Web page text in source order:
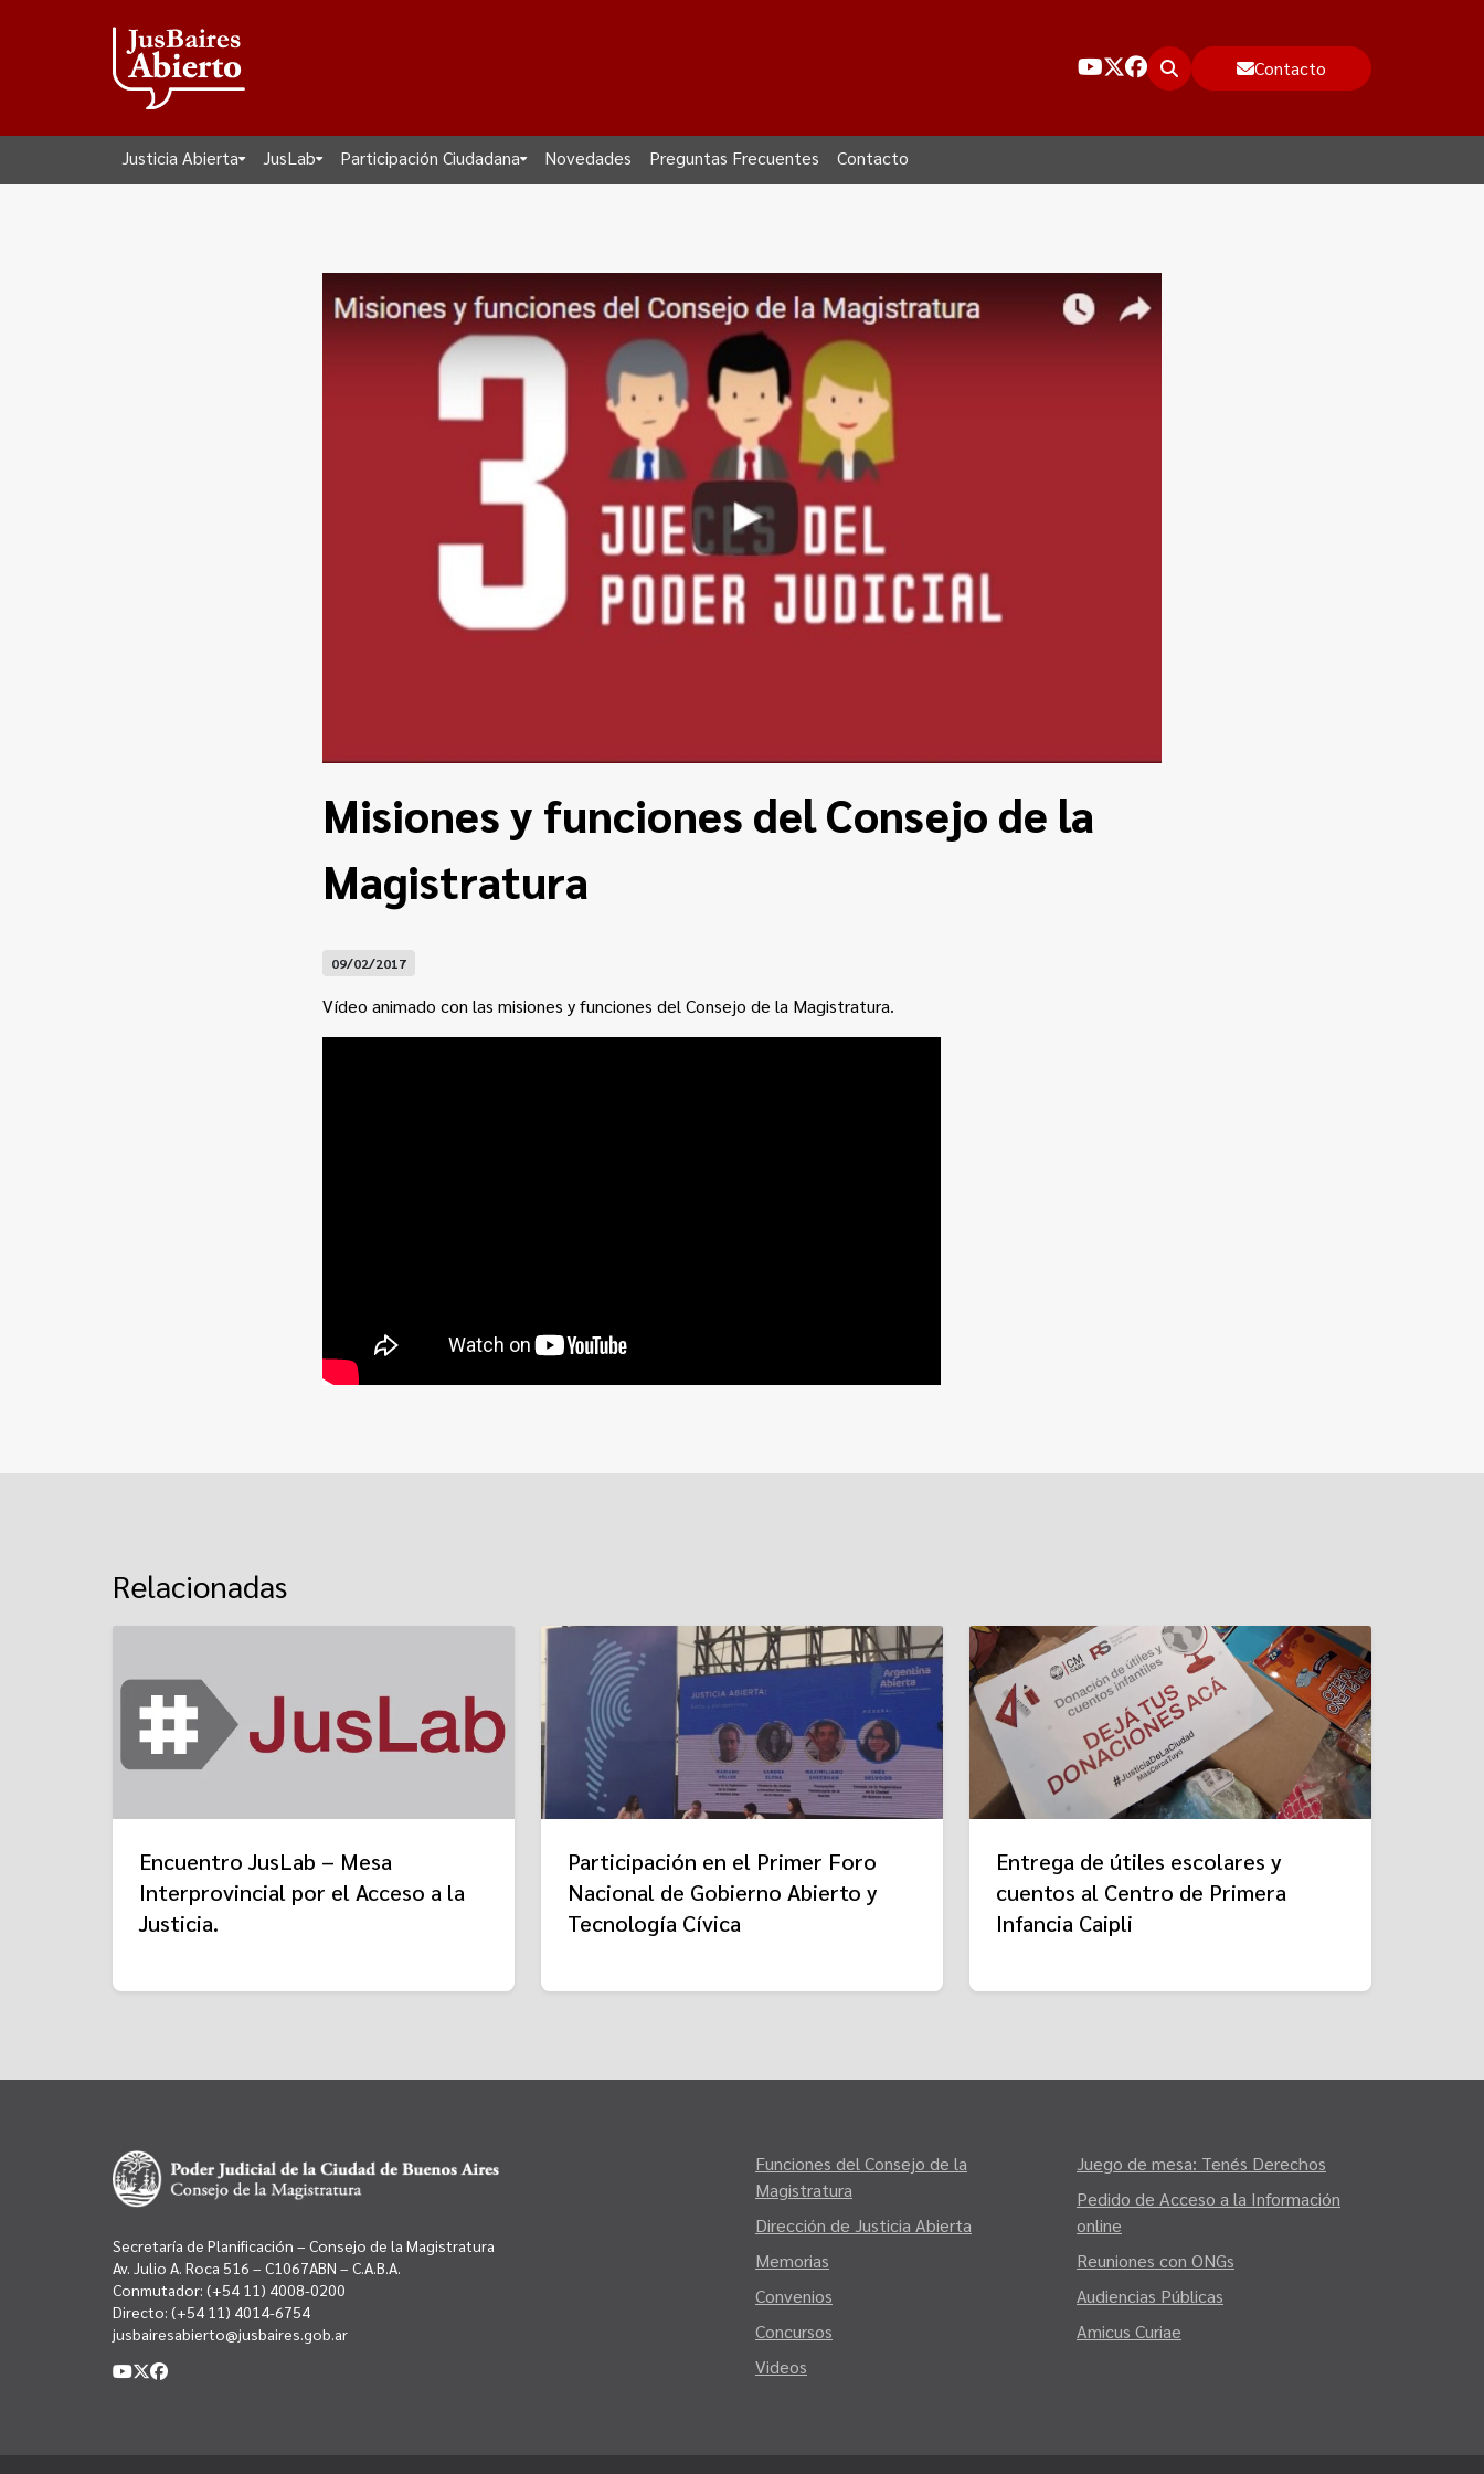
Contacto
Justicia Abierta JusLab Participación Ciudadana Novedades Preguntas Frecuentes Contacto
Misiones y funciones del Consejo de la
Magistratura
09/02/2017
Vídeo animado con las misiones y funciones del Consejo de la Magistratura.
Relacionadas
Encuentro JusLab – Mesa
Interprovincial por el Acceso a la
Justicia.
Participación en el Primer Foro
Nacional de Gobierno Abierto y
Tecnología Cívica
Entrega de útiles escolares y
cuentos al Centro de Primera
Infancia Caipli
Secretaría de Planificación – Consejo de la Magistratura
Av. Julio A. Roca 516 – C1067ABN – C.A.B.A.
Conmutador: (+54 11) 4008-0200
Directo: (+54 11) 4014-6754
jusbairesabierto@jusbaires.gob.ar
Funciones del Consejo de la
Magistratura
Dirección de Justicia Abierta
Memorias
Convenios
Concursos
Videos
Juego de mesa: Tenés Derechos
Pedido de Acceso a la Información
online
Reuniones con ONGs
Audiencias Públicas
Amicus Curiae